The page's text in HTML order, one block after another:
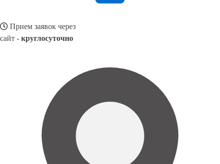
Прием заявок через
сайт - круглосуточно